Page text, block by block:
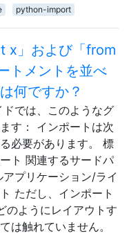
python-import
x」および「from
トメントを並べ
何ですか？
では、このようなグ
す： インポートは次
必要があります。 標
ト 関連するサードパ
プリケーション/ライ
ただし、インポート
のようにレイアウトす
は触れていません。